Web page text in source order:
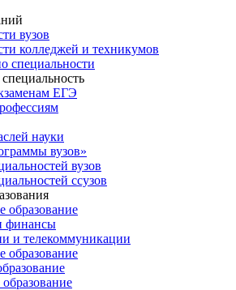
вузов
колледжей и техникумов
специальности
ЕГЭ
науки
вузов»
вузов
ссузов
образование
финансы
и телекоммуникации
образование